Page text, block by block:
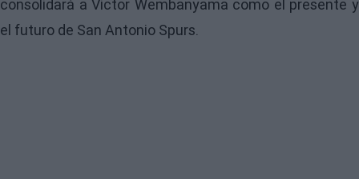
consolidará a Victor Wembanyama como el presente y
el futuro de San Antonio Spurs.